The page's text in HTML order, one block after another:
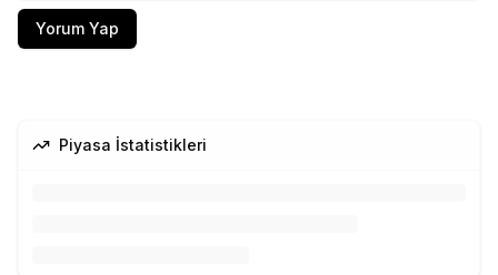
Yorum Yap
Piyasa İstatistikleri